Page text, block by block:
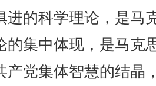
进的科学理论，是马
的集中体现，是马克
产党集体智慧的结晶